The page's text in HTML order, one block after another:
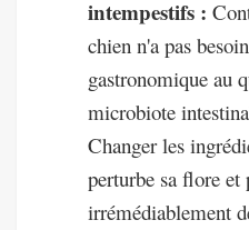
intempestifs :
chien n'a pas
gastronomique au
microbiote
Changer les
perturbe sa flore et
irrémédiablement